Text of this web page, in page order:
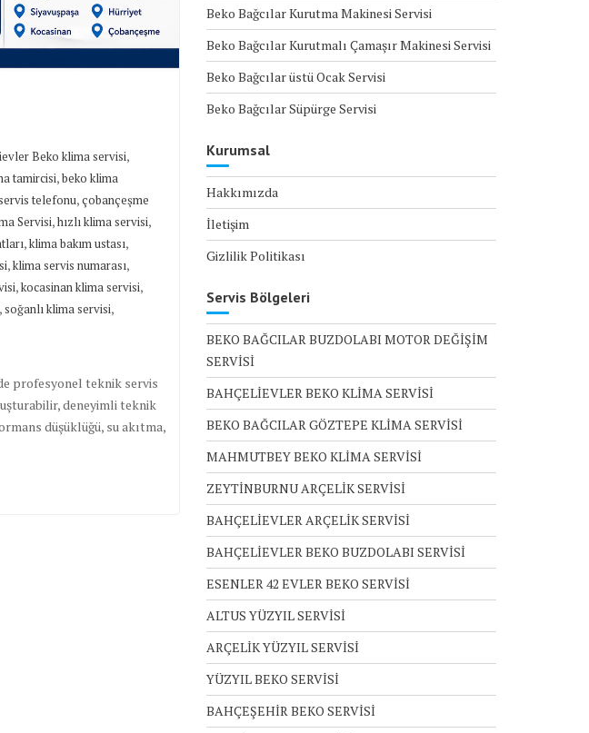
Beko klima servisi,
tamircisi,beko klima
telefonu,çobançeşme
Servisi,hızlı klima servisi,
,klima bakım ustası,
,klima servis numarası,
,kocasinan klima servisi,
,soğanlı klima servisi,
profesyonel teknik servis
deneyimli teknik
düşüklüğü, su akıtma,
Beko Bağcılar Kurutma Makinesi Servisi
Beko Bağcılar Kurutmalı Çamaşır Makinesi Servisi
Beko Bağcılar üstü Ocak Servisi
Beko Bağcılar Süpürge Servisi
Kurumsal
Hakkımızda
İletişim
Gizlilik Politikası
Servis Bölgeleri
BEKO BAĞCILAR BUZDOLABI MOTOR DEĞİŞİM
SERVİSİ
BAHÇELİEVLER BEKO KLİMA SERVİSİ
BEKO BAĞCILAR GÖZTEPE KLİMA SERVİSİ
MAHMUTBEY BEKO KLİMA SERVİSİ
ZEYTİNBURNU ARÇELİK SERVİSİ
BAHÇELİEVLER ARÇELİK SERVİSİ
BAHÇELİEVLER BEKO BUZDOLABI SERVİSİ
ESENLER 42 EVLER BEKO SERVİSİ
ALTUS YÜZYIL SERVİSİ
ARÇELİK YÜZYIL SERVİSİ
YÜZYIL BEKO SERVİSİ
BAHÇEŞEHİR BEKO SERVİSİ